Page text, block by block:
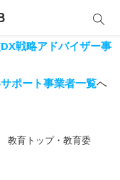
戦略アドバイザー事
ポート事業者一覧へ
教育トップ・教育委